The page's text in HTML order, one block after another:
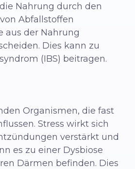
Nahrung durch den
Abfallstoffen
aus der Nahrung
Dies kann zu
(IBS) beitragen.
Organismen, die fast
Stress wirkt sich
verstärkt und
es zu einer Dysbiose
Därmen befinden. Dies